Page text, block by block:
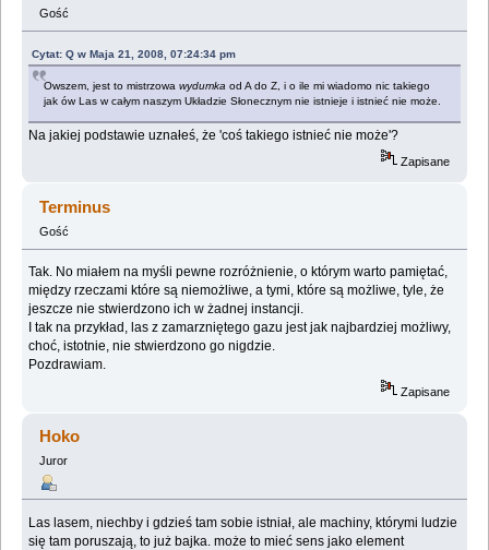
Gość
Cytat: Q w Maja 21, 2008, 07:24:34 pm
Owszem, jest to mistrzowawydumka od A do Z, i o ile mi wiadomo nic takiego
jak ów Las w całym naszym Układzie Słonecznym nie istnieje i istnieć nie może.
Na jakiej podstawie uznałeś, że 'coś takiego istnieć nie może'?
Zapisane
Terminus
Gość
Tak. No miałem na myśli pewne rozróżnienie, o którym warto pamiętać,
między rzeczami które są niemożliwe, a tymi, które są możliwe, tyle, że
jeszcze nie stwierdzono ich w żadnej instancji.
I tak na przykład, las z zamarzniętego gazu jest jak najbardziej możliwy,
choć, istotnie, nie stwierdzono go nigdzie.
Pozdrawiam.
Zapisane
Hoko
Juror
Las lasem, niechby i gdzieś tam sobie istniał, ale machiny, którymi ludzie
się tam poruszają, to już bajka. może to mieć sens jako element